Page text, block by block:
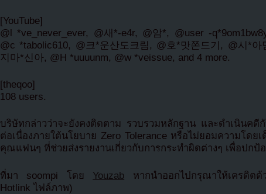
[YouTube]
@l *ve_never_ever, @새*-e4r, @암*, @user -
@c *tabolic610, @크*운산도크림, @호*맛쫀드기, @시*아
지마*신아, @H *uuuunm, @w *veissue, and 4 more.
[theqoo]
108 users.
บริษัทกล่าวว่าจะยังคงติดตาม รวบรวมหลักฐาน และดำเนินคดี
ต่อเนื่องภายใต้นโยบาย Zero Tolerance หรือไม่ยอมความโดย
คุณแฟนๆ ที่ช่วยส่งรายงานเกี่ยวกับการกระทำผิดต่างๆ เพื่อปกป้
ที่มา soompi โดย Youzab หากนำออกไปกรุณาให้เครดิต
Hotlink ไฟล์ภาพ)